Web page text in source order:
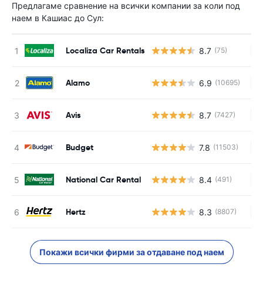
Предлагаме сравнение на всички компании за коли под
наем в Кашиас до Сул:
Localiza Car Rentals 8.7 (75)
Alamo 6.9 (10695)
Avis 8.7 (7427)
Budget 7.8 (11503)
National Car Rental 8.4 (491)
Hertz 8.3 (8807)
Покажи всички фирми за отдаване под наем